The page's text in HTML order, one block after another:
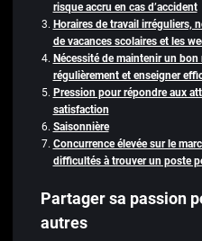
risque accru en cas d’accident
Horaires de travail irréguliers,
de vacances scolaires et les
Nécessité de maintenir un
régulièrement et enseigner
Pression pour répondre aux
satisfaction
Saisonnière
Concurrence élevée sur le
difficultés à trouver un poste
Partager sa passion
autres